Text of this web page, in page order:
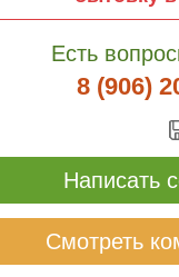
Есть
8 (906)
Написать
Смотреть